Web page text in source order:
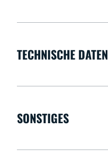
TECHNISCHE DATEN
SONSTIGES